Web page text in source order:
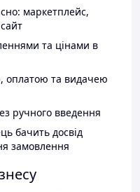
маркетплейс,
та цінами в
оплатою та видачею
ручного введення
бачить досвід
замовлення